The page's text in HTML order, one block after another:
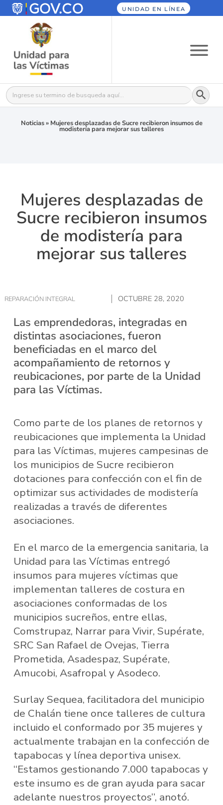
UNIDAD EN LÍNEA
Buscar: Botón
Noticias» Mujeres desplazadas de Sucre recibieron insumos de
modistería para mejorar sus talleres
Mujeres desplazadas de
Sucre recibieron insumos
de modistería para
mejorar sus talleres
REPARACIÓN INTEGRAL OCTUBRE 28, 2020
Las emprendedoras, integradas en
distintas asociaciones, fueron
beneficiadas en el marco del
acompañamiento de retornos y
reubicaciones, por parte de la Unidad
para las Víctimas.
Como parte de los planes de retornos y
reubicaciones que implementa la Unidad
para las Víctimas, mujeres campesinas de
los municipios de Sucre recibieron
dotaciones para confección con el fin de
optimizar sus actividades de modistería
realizadas a través de diferentes
asociaciones.
En el marco de la emergencia sanitaria, la
Unidad para las Víctimas entregó
insumos para mujeres víctimas que
implementan talleres de costura en
asociaciones conformadas de los
municipios sucreños, entre ellas,
Comstrupaz, Narrar para Vivir, Supérate,
SRC San Rafael de Ovejas, Tierra
Prometida, Asadespaz, Supérate,
Amucobi, Asafropal y Asodeco.
Surlay Sequea, facilitadora del municipio
de Chalán tiene once talleres de cultura
incluido el conformado por 35 mujeres y
actualmente trabajan en la confección de
tapabocas y línea deportiva unisex.
“Estamos gestionando 7.000 tapabocas y
este insumo es de gran ayuda para sacar
adelante nuestros proyectos”, anotó.